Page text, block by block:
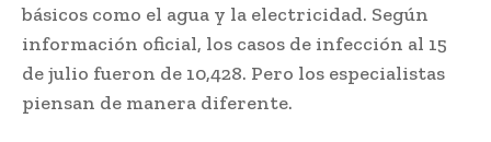
básicos como el agua y la electricidad. Según
información oficial, los casos de infección al 15
de julio fueron de 10,428. Pero los especialistas
piensan de manera diferente.